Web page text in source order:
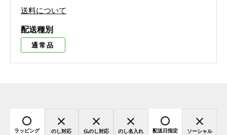
送料について
配送種別
通常品
ラッピング のし対応 仏のし対応 のし名入れ 配送日指定
ソーシャル